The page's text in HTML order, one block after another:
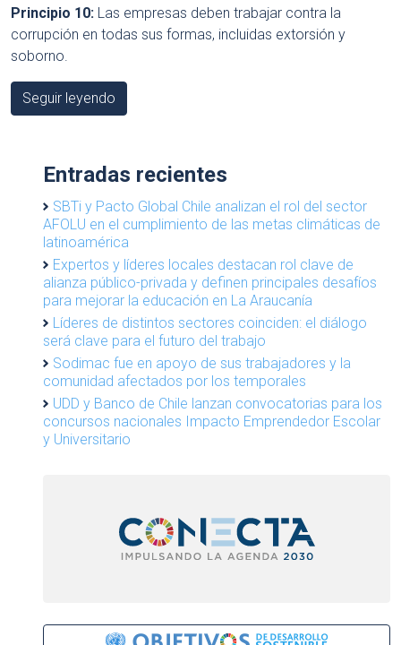
Principio 10: Las empresas deben trabajar contra la
corrupción en todas sus formas, incluidas extorsión y
soborno.
Seguir leyendo
Entradas recientes
SBTi y Pacto Global Chile analizan el rol del sector
AFOLU en el cumplimiento de las metas climáticas de
latinoamérica
Expertos y líderes locales destacan rol clave de
alianza público-privada y definen principales desafíos
para mejorar la educación en La Araucanía
Líderes de distintos sectores coinciden: el diálogo
será clave para el futuro del trabajo
Sodimac fue en apoyo de sus trabajadores y la
comunidad afectados por los temporales
UDD y Banco de Chile lanzan convocatorias para los
concursos nacionales Impacto Emprendedor Escolar
y Universitario